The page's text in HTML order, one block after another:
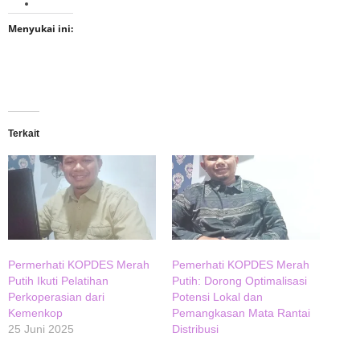
Menyukai ini:
Terkait
Permerhati KOPDES Merah
Putih Ikuti Pelatihan
Perkoperasian dari
Kemenkop
25 Juni 2025
Pemerhati KOPDES Merah
Putih: Dorong Optimalisasi
Potensi Lokal dan
Pemangkasan Mata Rantai
Distribusi